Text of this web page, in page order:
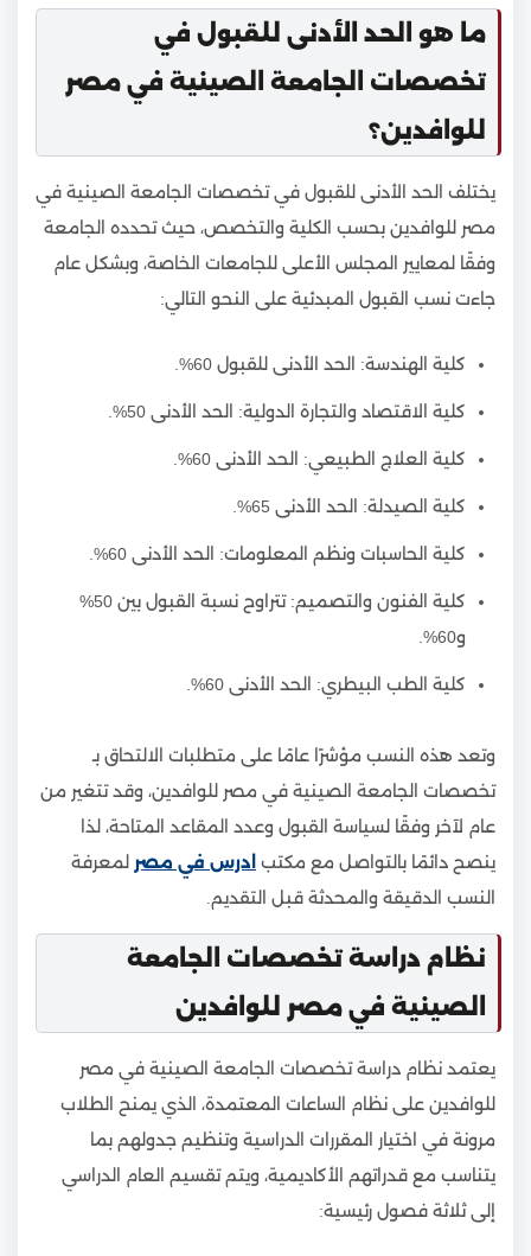
ما هو الحد الأدنى للقبول في
تخصصات الجامعة الصينية في مصر
للوافدين؟
يختلف الحد الأدنى للقبول في تخصصات الجامعة الصينية في
مصر للوافدين بحسب الكلية والتخصص، حيث تحدده الجامعة
وفقًا لمعايير المجلس الأعلى للجامعات الخاصة، وبشكل عام
جاءت نسب القبول المبدئية على النحو التالي:
كلية الهندسة: الحد الأدنى للقبول 60%.
كلية الاقتصاد والتجارة الدولية: الحد الأدنى 50%.
كلية العلاج الطبيعي: الحد الأدنى 60%.
كلية الصيدلة: الحد الأدنى 65%.
كلية الحاسبات ونظم المعلومات: الحد الأدنى 60%.
كلية الفنون والتصميم: تتراوح نسبة القبول بين 50%
و60%.
كلية الطب البيطري: الحد الأدنى 60%.
وتعد هذه النسب مؤشرًا عامًا على متطلبات الالتحاق بـ
تخصصات الجامعة الصينية في مصر للوافدين، وقد تتغير من
عام لآخر وفقًا لسياسة القبول وعدد المقاعد المتاحة، لذا
ينصح دائمًا بالتواصل مع مكتب ادرس في مصر لمعرفة
النسب الدقيقة والمحدثة قبل التقديم.
نظام دراسة تخصصات الجامعة
الصينية في مصر للوافدين
يعتمد نظام دراسة تخصصات الجامعة الصينية في مصر
للوافدين على نظام الساعات المعتمدة، الذي يمنح الطلاب
مرونة في اختيار المقررات الدراسية وتنظيم جدولهم بما
يتناسب مع قدراتهم الأكاديمية، ويتم تقسيم العام الدراسي
إلى ثلاثة فصول رئيسية: